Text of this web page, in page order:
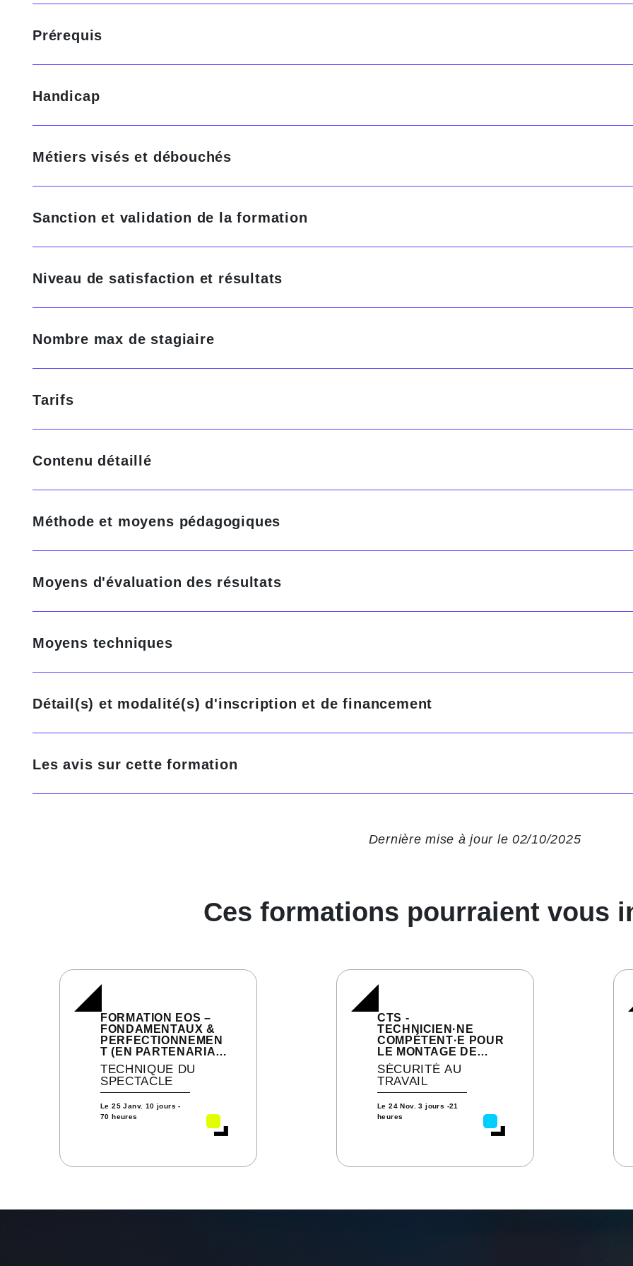
Prérequis
Handicap
Métiers visés et débouchés
Sanction et validation de la formation
Niveau de satisfaction et résultats
Nombre max de stagiaire
Tarifs
Contenu détaillé
Méthode et moyens pédagogiques
Moyens d'évaluation des résultats
Moyens techniques
Détail(s) et modalité(s) d'inscription et de financement
Les avis sur cette formation
Dernière mise à jour le 02/10/2025
Ces formations pourraient vous
FORMATION EOS –
FONDAMENTAUX &
PERFECTIONNEMEN
T (EN PARTENARIAT
AVEC ARKALYA –
AGRÉÉE
ETC‑FRANCE)
TECHNIQUE DU
SPECTACLE
Le25 Janv. 10 jours -
70 heures
CTS -
TECHNICIEN·NE
COMPÉTENT·E POUR
LE MONTAGE DE
CHAPITEAUX,
TENTES,
STRUCTURES
SÉCURITÉ AU
TRAVAIL
Le24 Nov. 3 jours -21
heures